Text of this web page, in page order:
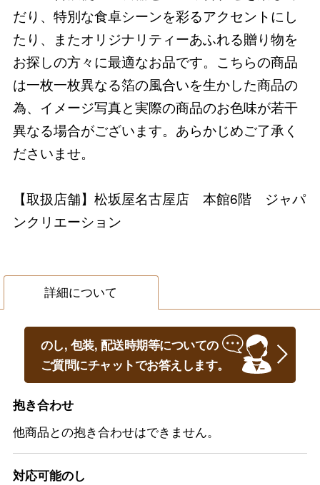
だり、特別な食卓シーンを彩るアクセントにし
たり、またオリジナリティーあふれる贈り物を
お探しの方々に最適なお品です。こちらの商品
は一枚一枚異なる箔の風合いを生かした商品の
為、イメージ写真と実際の商品のお色味が若干
異なる場合がございます。あらかじめご了承く
ださいませ。
【取扱店舗】松坂屋名古屋店 本館6階 ジャパ
ンクリエーション
詳細について
のし, 包装, 配送時期等についての
ご質問にチャットでお答えします。
抱き合わせ
他商品との抱き合わせはできません。
対応可能のし